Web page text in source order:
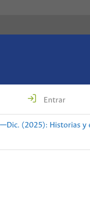
Entrar
(2025): Historias y